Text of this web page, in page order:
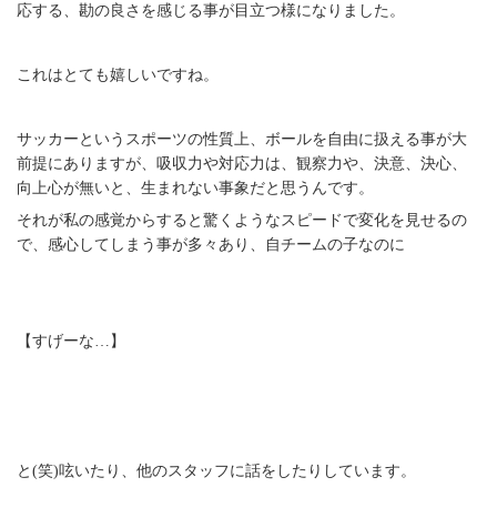
応する、勘の良さを感じる事が目立つ様になりました。
これはとても嬉しいですね。
サッカーというスポーツの性質上、ボールを自由に扱える事が大
前提にありますが、吸収力や対応力は、観察力や、決意、決心、
向上心が無いと、生まれない事象だと思うんです。
それが私の感覚からすると驚くようなスピードで変化を見せるの
で、感心してしまう事が多々あり、自チームの子なのに
【すげーな…】
と(笑)呟いたり、他のスタッフに話をしたりしています。